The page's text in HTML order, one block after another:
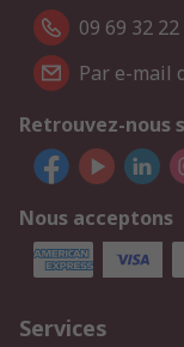
09 69 32
Par e-mail
Retrouvez-nous
Nous acceptons
Services